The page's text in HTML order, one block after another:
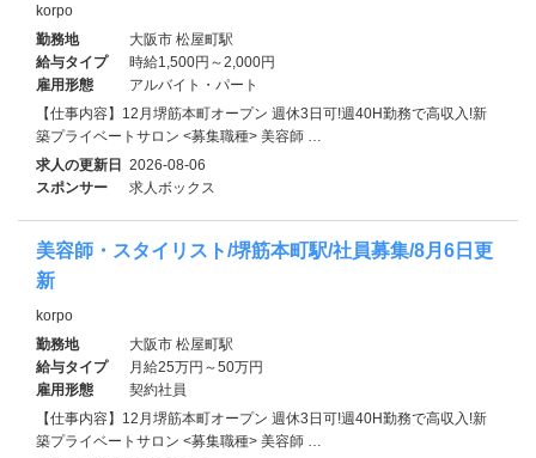
korpo
勤務地
大阪市 松屋町駅
給与タイプ
時給1,500円～2,000円
雇用形態
アルバイト・パート
【仕事内容】12月堺筋本町オープン 週休3日可!週40H勤務で高収入!新
築プライベートサロン <募集職種> 美容師 …
求人の更新日 2026-08-06
スポンサー
求人ボックス
美容師・スタイリスト/堺筋本町駅/社員募集/8月6日更
新
korpo
勤務地
大阪市 松屋町駅
給与タイプ
月給25万円～50万円
雇用形態
契約社員
【仕事内容】12月堺筋本町オープン 週休3日可!週40H勤務で高収入!新
築プライベートサロン <募集職種> 美容師 …